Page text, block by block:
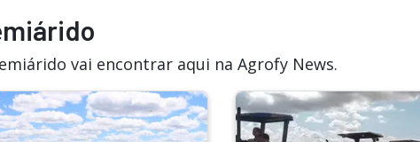
vai encontrar aqui na Agrofy News.